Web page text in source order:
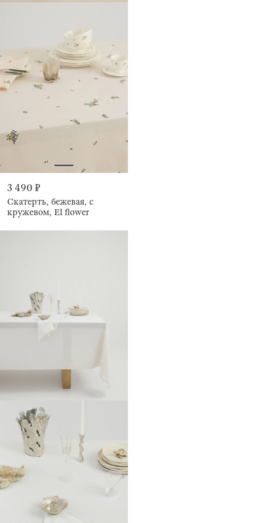
3 490 ₽
Скатерть, бежевая, с
кружевом, El flower